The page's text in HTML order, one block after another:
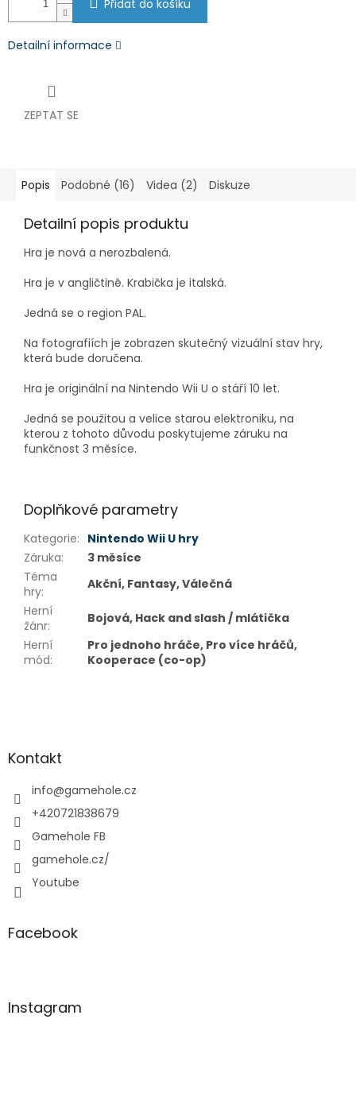
Přidat do košíku
Detailní informace
ZEPTAT SE
Popis Podobné (16) Videa (2) Diskuze
Detailní popis produktu
Hra je nová a nerozbalená.
Hra je v angličtině. Krabička je italská.
Jedná se o region PAL.
Na fotografiích je zobrazen skutečný vizuální stav hry,
která bude doručena.
Hra je originální na Nintendo Wii U o stáří 10 let.
Jedná se použitou a velice starou elektroniku, na
kterou z tohoto důvodu poskytujeme záruku na
funkčnost 3 měsíce.
Doplňkové parametry
Kategorie: Nintendo Wii U hry
Záruka:
3 měsíce
Téma
hry:
Akční, Fantasy, Válečná
Herní
žánr:
Bojová, Hack and slash / mlátička
Herní
mód:
Pro jednoho hráče, Pro více hráčů,
Kooperace (co-op)
aKontakt
info@gamehole.cz
+420721838679
Gamehole FB
gamehole.cz/
Youtube
Facebook
Instagram